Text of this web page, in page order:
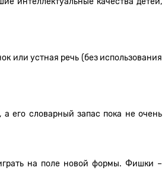
или устная речь (без использования
его словарный запас пока не очень
на поле новой формы. Фишки –